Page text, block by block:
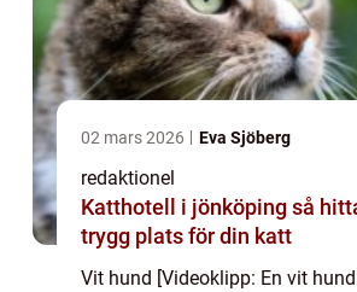
02 mars 2026 Eva Sjöberg
redaktionel
Katthotell i jönköping så hittar du en
trygg plats för din katt
Vit hund [Videoklipp: En vit